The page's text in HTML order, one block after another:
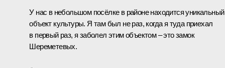
У нас в небольшом посёлке в районе находится уникальный
объект культуры. Я там был не раз, когда я туда приехал
в первый раз, я заболел этим объектом – это замок
Шереметевых.